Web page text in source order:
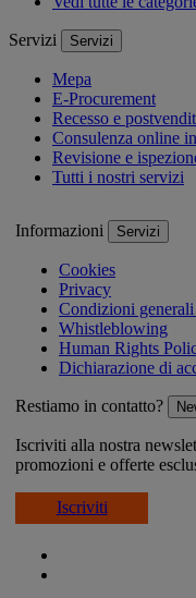
Servizi Servizi
Mepa
E-Procurement
Recesso e
Consulenza online
Revisione e
Tutti i nostri servizi
Informazioni Servizi
Cookies
Privacy
Condizioni
Whistleblowing
Human Rights
Dichiarazione di
Restiamo in contatto?
Iscriviti alla nostra
promozioni e offerte
Iscriviti